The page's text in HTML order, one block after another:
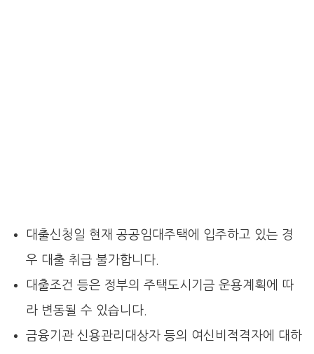
대출신청일 현재 공공임대주택에 입주하고 있는 경
우 대출 취급 불가합니다.
대출조건 등은 정부의 주택도시기금 운용계획에 따
라 변동될 수 있습니다.
금융기관 신용관리대상자 등의 여신비적격자에 대하